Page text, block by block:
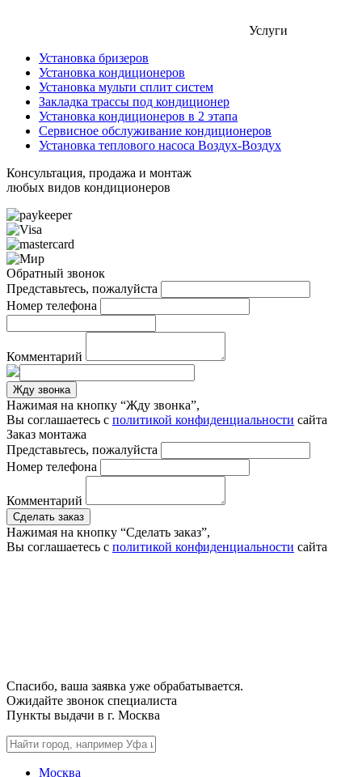
Услуги
Установка бризеров
Установка кондиционеров
Установка мульти сплит систем
Закладка трассы под кондиционер
Установка кондиционеров в 2 этапа
Сервисное обслуживание кондиционеров
Установка теплового насоса Воздух-Воздух
Консультация, продажа и монтаж
любых видов кондиционеров
Обратный звонок
Представьтесь, пожалуйста
Номер телефона
Комментарий
Жду звонка
Нажимая на кнопку “Жду звонка”,
Вы соглашаетесь с политикой конфиденциальности сайта
Заказ монтажа
Представьтесь, пожалуйста
Номер телефона
Комментарий
Сделать заказ
Нажимая на кнопку “Сделать заказ”,
Вы соглашаетесь с политикой конфиденциальности сайта
Спасибо, ваша заявка уже обрабатывается.
Ожидайте звонок специалиста
Пункты выдачи в г. Москва
Москва